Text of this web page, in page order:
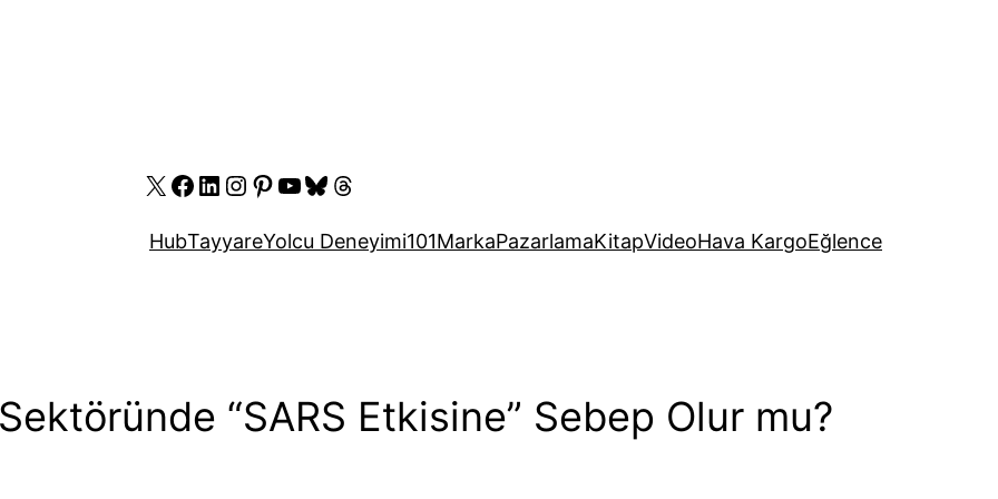
X Facebook
LinkedIn
Instagram
Pinterest
YouTube
Bluesky
Threads
HubTayyareYolcu Deneyimi101MarkaPazarlamaKitapVideoHava KargoEğlence
“SARS Etkisine” Sebep Olur mu?